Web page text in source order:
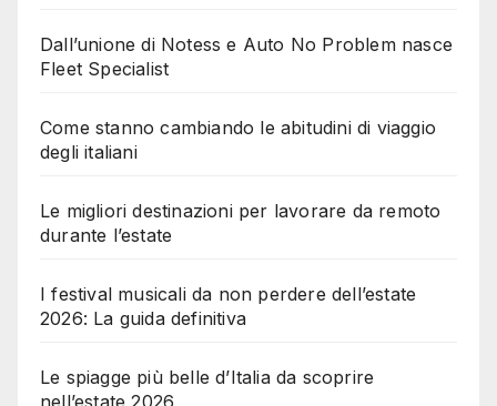
Dall’unione di Notess e Auto No Problem nasce
Fleet Specialist
Come stanno cambiando le abitudini di viaggio
degli italiani
Le migliori destinazioni per lavorare da remoto
durante l’estate
I festival musicali da non perdere dell’estate
2026: La guida definitiva
Le spiagge più belle d’Italia da scoprire
nell’estate 2026